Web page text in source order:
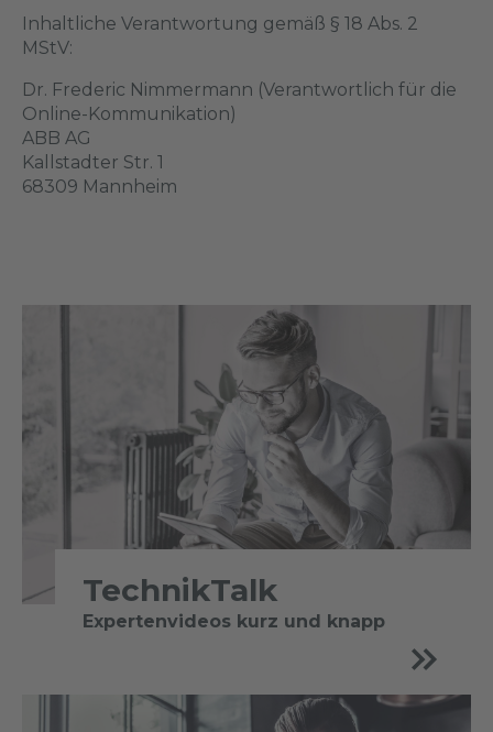
Inhaltliche Verantwortung gemäß § 18 Abs. 2
MStV:
Dr. Frederic Nimmermann (Verantwortlich für die
Online-Kommunikation)
ABB AG
Kallstadter Str. 1
68309 Mannheim
TechnikTalk
Expertenvideos kurz und knapp